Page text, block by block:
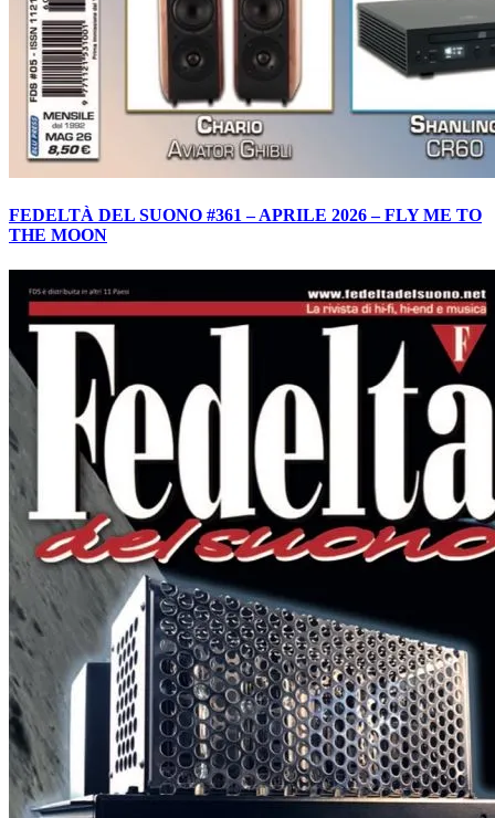
FEDELTÀ DEL SUONO #361 – APRILE 2026 – FLY ME TO
THE MOON